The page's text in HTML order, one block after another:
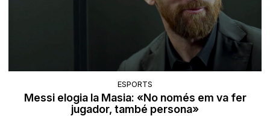
ESPORTS
Messi elogia la Masia: «No només em va fer
jugador, també persona»